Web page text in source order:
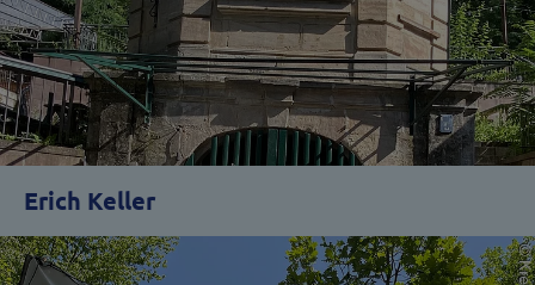
Erich Keller